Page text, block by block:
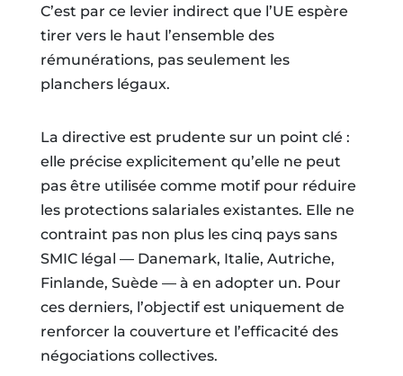
C’est par ce levier indirect que l’UE espère
tirer vers le haut l’ensemble des
rémunérations, pas seulement les
planchers légaux.
La directive est prudente sur un point clé :
elle précise explicitement qu’elle ne peut
pas être utilisée comme motif pour réduire
les protections salariales existantes. Elle ne
contraint pas non plus les cinq pays sans
SMIC légal — Danemark, Italie, Autriche,
Finlande, Suède — à en adopter un. Pour
ces derniers, l’objectif est uniquement de
renforcer la couverture et l’efficacité des
négociations collectives.